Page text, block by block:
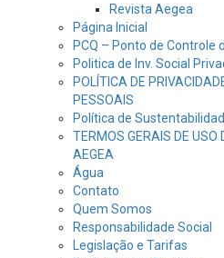
Revista Aegea
Página Inicial
PCQ – Ponto de Controle
Politica de Inv. Social
POLÍTICA DE
PESSOAIS
Política de
TERMOS GERAIS DE USO
AEGEA
Água
Contato
Quem Somos
Responsabilidade Social
Legislação e Tarifas